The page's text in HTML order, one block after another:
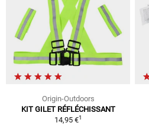
Origin-Outdoors
KIT GILET RÉFLÉCHISSANT
14,95 €1